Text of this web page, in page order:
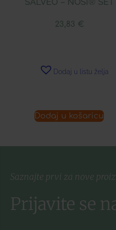
23,83 €
Dodaj u listu želja
Dodaj u košaricu
Saznajte prvi za nove
Prijavite se